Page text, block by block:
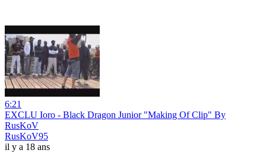
6:21
EXCLU Ioro - Black Dragon Junior "Making Of Clip" By
RusKoV
RusKoV95
il y a 18 ans